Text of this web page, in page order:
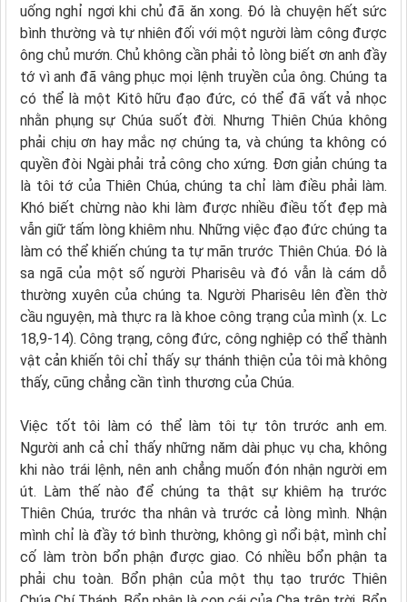
uống nghỉ ngơi khi chủ đã ăn xong. Ðó là chuyện hết sức
bình thường và tự nhiên đối với một người làm công được
ông chủ mướn. Chủ không cần phải tỏ lòng biết ơn anh đầy
tớ vì anh đã vâng phục mọi lệnh truyền của ông. Chúng ta
có thể là một Kitô hữu đạo đức, có thể đã vất vả nhọc
nhằn phụng sự Chúa suốt đời. Nhưng Thiên Chúa không
phải chịu ơn hay mắc nợ chúng ta, và chúng ta không có
quyền đòi Ngài phải trả công cho xứng. Ðơn giản chúng ta
là tôi tớ của Thiên Chúa, chúng ta chỉ làm điều phải làm.
Khó biết chừng nào khi làm được nhiều điều tốt đẹp mà
vẫn giữ tấm lòng khiêm nhu. Những việc đạo đức chúng ta
làm có thể khiến chúng ta tự mãn trước Thiên Chúa. Ðó là
sa ngã của một số người Pharisêu và đó vẫn là cám dỗ
thường xuyên của chúng ta. Người Pharisêu lên đền thờ
cầu nguyện, mà thực ra là khoe công trạng của mình (x. Lc
18,9-14). Công trạng, công đức, công nghiệp có thể thành
vật cản khiến tôi chỉ thấy sự thánh thiện của tôi mà không
thấy, cũng chẳng cần tình thương của Chúa.
Việc tốt tôi làm có thể làm tôi tự tôn trước anh em.
Người anh cả chỉ thấy những năm dài phục vụ cha, không
khi nào trái lệnh, nên anh chẳng muốn đón nhận người em
út. Làm thế nào để chúng ta thật sự khiêm hạ trước
Thiên Chúa, trước tha nhân và trước cả lòng mình. Nhận
mình chỉ là đầy tớ bình thường, không gì nổi bật, mình chỉ
cố làm tròn bổn phận được giao. Có nhiều bổn phận ta
phải chu toàn. Bổn phận của một thụ tạo trước Thiên